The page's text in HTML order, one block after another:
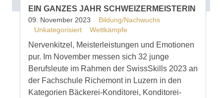
EIN GANZES JAHR SCHWEIZERMEISTERIN
09. November 2023
Bildung/Nachwuchs
Unkategorisiert
Wettkämpfe
Nervenkitzel, Meisterleistungen und Emotionen
pur. Im November messen sich 32 junge
Berufsleute im Rahmen der SwissSkills 2023 an
der Fachschule Richemont in Luzern in den
Kategorien Bäckerei-Konditorei, Konditorei-